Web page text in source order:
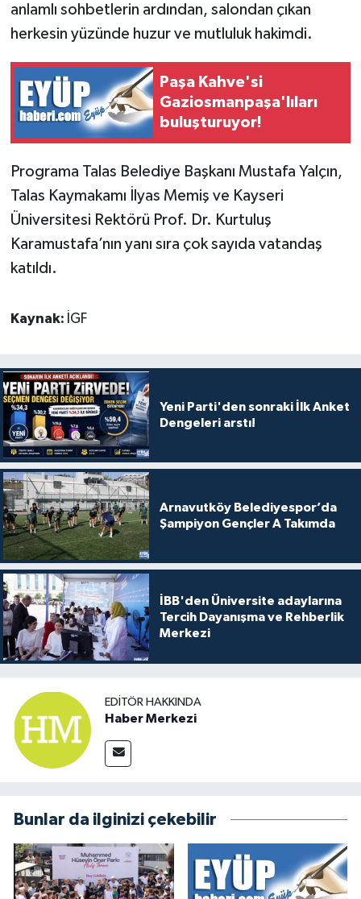
anlamlı sohbetlerin ardından, salondan çıkan
herkesin yüzünde huzur ve mutluluk hakimdi.
Paşa Kahve'si
Gaziosmanpaşa'lıları
buluşturuyor!
Programa Talas Belediye Başkanı Mustafa Yalçın,
Talas Kaymakamı İlyas Memiş ve Kayseri
Üniversitesi Rektörü Prof. Dr. Kurtuluş
Karamustafa’nın yanı sıra çok sayıda vatandaş
katıldı.
Kaynak: İGF
Yeni Parti'den sonraki İlk Anket
Dengeleri arstı!
Arnavutköy Belediyespor’da
Şampiyon Gençler A Takımda
İBB'den Üniversite adaylarına
Tercih Dayanışma ve Rehberlik
Merkezi
EDITÖR HAKKINDA
Haber Merkezi
Bunlar da ilginizi çekebilir